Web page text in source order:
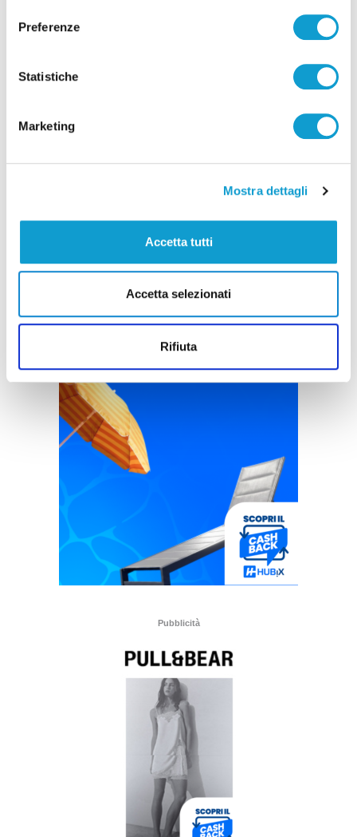
Preferenze
Statistiche
Marketing
Mostra dettagli
Accetta tutti
Accetta selezionati
Rifiuta
Pubblicità